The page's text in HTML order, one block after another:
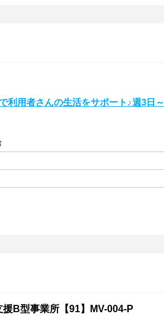
利用者さんの生活をサポート♪週3日～
B型事業所【91】MV-004-P